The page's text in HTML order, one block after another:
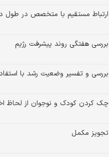
ارتباط مستقیم با متخصص در طول
بررسی هفتگی روند پیشرفت رژیم
بررسی و تفسیر وضعیت رشد با
چک کردن کودک و نوجوان از لحاظ
تجویز مکمل